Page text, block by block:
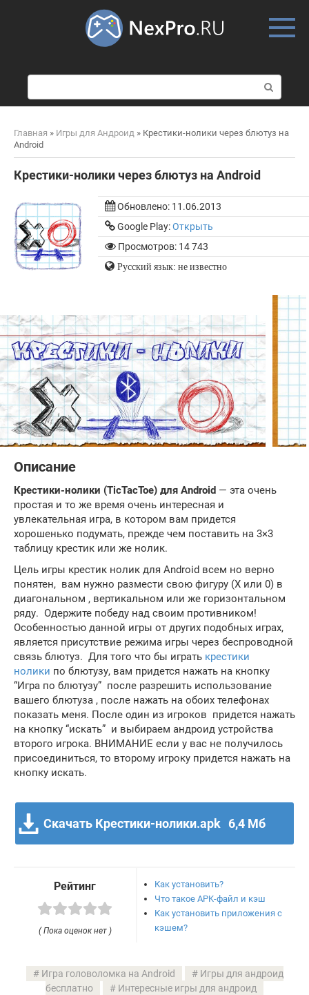
о
и
к
Главная » Игры для Андроид » Крестики-нолики через блютуз на
Android
Крестики-нолики через блютуз на Android
Обновлено: 11.06.2013
Google Play:Открыть
Просмотров: 14 743
Русский язык: не известно
Описание
Крестики-нолики (TicTacToe) для Android — эта очень
простая и то же время очень интересная и
увлекательная игра, в котором вам придется
хорошенько подумать, прежде чем поставить на 3×3
таблицу крестик или же нолик.
Цель игры крестик нолик для Android всем но верно
понятен, вам нужно размести свою фигуру (X или 0) в
диагональном , вертикальном или же горизонтальном
ряду. Одержите победу над своим противником!
Особенностью данной игры от других подобных играх,
является присутствие режима игры через беспроводной
связь блютуз. Для того что бы играть крестики
нолики по блютузу, вам придется нажать на кнопку
“Игра по блютузу” после разрешить использование
вашего блютуза , после нажать на обоих телефонах
показать меня. После один из игроков придется нажать
на кнопку “искать” и выбираем андроид устройства
второго игрока. ВНИМАНИЕ если у вас не получилось
присоединиться, то второму игроку придется нажать на
кнопку искать.
Скачать Крестики-нолики.apk 6,4 Мб
Рейтинг
( Пока оценок нет )
Как установить?
Что такое APK-файл и кэш
Как установить приложения с
кэшем?
Игра головоломка на Android
Игры для андроид
бесплатно
Интересные игры для андроид